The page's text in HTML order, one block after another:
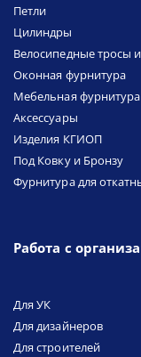
Петли
Цилиндры
Велосипедные тросы
Оконная фурнитура
Мебельная фурнитура
Аксессуары
Изделия КГИОП
Под Ковку и Бронзу
Фурнитура для
Работа с
Для УК
Для дизайнеров
Для строителей